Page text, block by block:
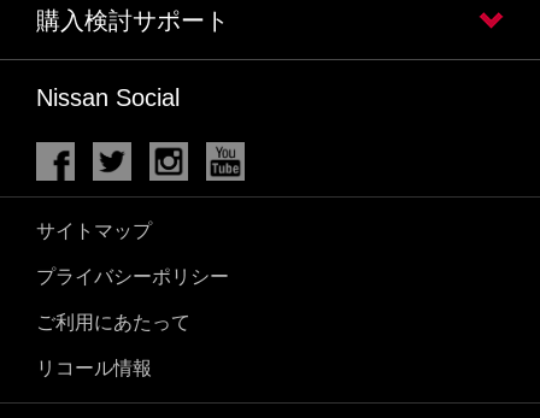
購入検討サポート
Nissan Social
サイトマップ
プライバシーポリシー
ご利用にあたって
リコール情報